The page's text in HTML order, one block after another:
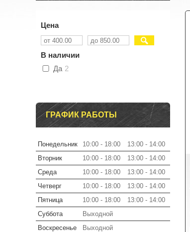
Цена
В наличии
Да 2
ГРАФИК РАБОТЫ
Понедельник 10:00 18:00 13:00
14:00
Вторник
10:00 18:00 13:00
14:00
Среда
10:00 18:00 13:00
14:00
Четверг
10:00 18:00 13:00
14:00
Пятница
10:00 18:00 13:00
14:00
Суббота
Выходной
Воскресенье
Выходной